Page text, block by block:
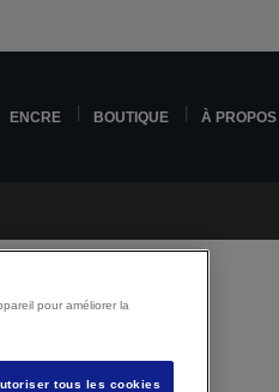
ENCRE BOUTIQUE À PROPOS
Support
pour améliorer la
tous les cookies